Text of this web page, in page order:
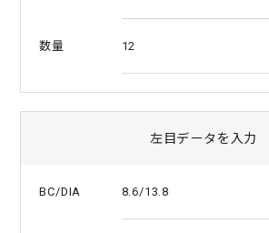
数量 12
左目データを入力
BC/DIA 8.6/13.8